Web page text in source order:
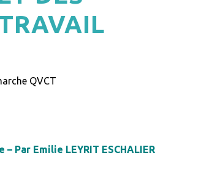
QVCT
Par Emilie LEYRIT ESCHALIER